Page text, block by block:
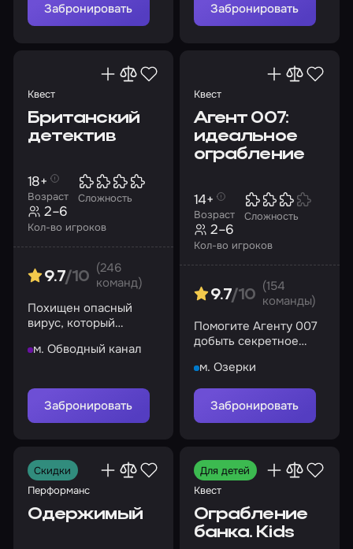
Забронировать Забронировать
Квест
Британский
детектив
Возраст
18+
Сложность
Кол-во игроков
2–6
9.7/10
(246
команд)
Похищен опасный
вирус, который
проблем, если его не
м. Обводный канал
Забронировать
Квест
Агент 007:
идеальное
ограбление
Возраст
14+
Сложность
Кол-во игроков
2–6
9.7/10
(154
команды)
Помогите Агенту 007
добыть секретное
м. Озерки
Забронировать
Скидки
Перформанс
Одержимый
Для детей
Квест
Ограбление
банка. Kids